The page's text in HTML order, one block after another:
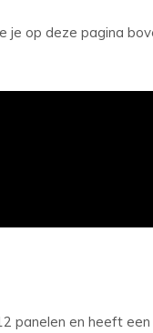
je op deze pagina
panelen en heeft